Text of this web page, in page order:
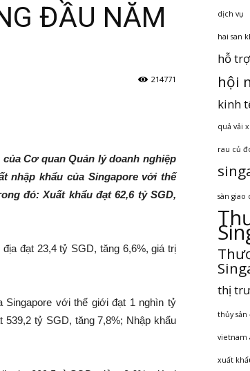
ĐẦU NĂM
214771
Cơ quan Quản lý doanh nghiệp
nhập khẩu của Singapore với thế
đó: Xuất khẩu đạt 62,6 tỷ SGD,
đạt 23,4 tỷ SGD, tăng 6,6%, giá trị
Singapore với thế giới đạt 1 nghìn tỷ
tỷ SGD, tăng 7,8%; Nhập khẩu
dịch vụ
hai san
hỗ
hội
kinh
quả vải
rau củ
sàn giao
thị
thủy sản
vietnam
xuất